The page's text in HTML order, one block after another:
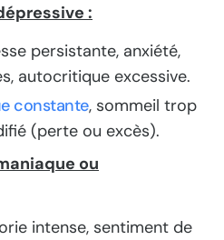
:
persistante, anxiété,
autocritique excessive.
constante, sommeil trop
(perte ou excès).
ou
intense, sentiment de